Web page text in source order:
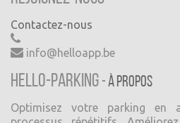
Contactez-nous
info@helloapp.be
Hello-Parking -À propos
Optimisez votre parking en